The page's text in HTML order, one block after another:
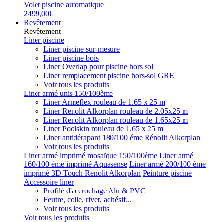
Volet piscine automatique
2499,00€
Revêtement
Revêtement
Liner piscine
Liner piscine sur-mesure
Liner piscine bois
Liner Overlap pour piscine hors sol
Liner remplacement piscine hors-sol GRE
Voir tous les produits
Liner armé unis 150/100ème
Liner Armeflex rouleau de 1.65 x 25 m
Liner Renolit Alkorplan rouleau de 2.05x25 m
Liner Renolit Alkorplan rouleau de 1.65x25 m
Liner Poolskin rouleau de 1.65 x 25 m
Liner antidérapant 180/100 éme Rénolit Alkorplan
Voir tous les produits
Liner armé imprimé mosaïque 150/100ème Liner armé
160/100 ème imprimé Aquasense Liner armé 200/100 ème
imprimé 3D Touch Renolit Alkorplan Peinture piscine
Accessoire liner
Profilé d'accrochage Alu & PVC
Feutre, colle, rivet, adhésif...
Voir tous les produits
Voir tous les produits